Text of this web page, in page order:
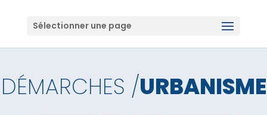
Sélectionner une page
DÉMARCHES /URBANISME